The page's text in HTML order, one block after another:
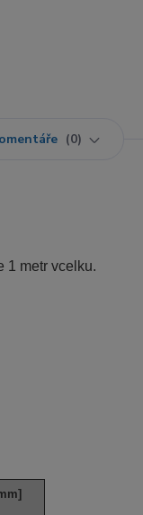
0
1 metr vcelku.